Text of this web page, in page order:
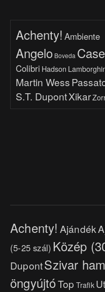
Achenty! Ambiente
Angelo Boveda
Colibri Hadson
Martin Wess
S.T. DupontXikar
Achenty! Ajándék
(5-25 szál) Közép
DupontSzivar
öngyújtóTop Trafik